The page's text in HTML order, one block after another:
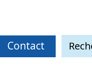
Contact